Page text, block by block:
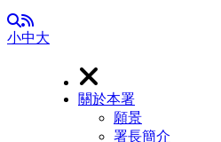
全文檢索
RSS
小中大
關於本署
願景
署長簡介